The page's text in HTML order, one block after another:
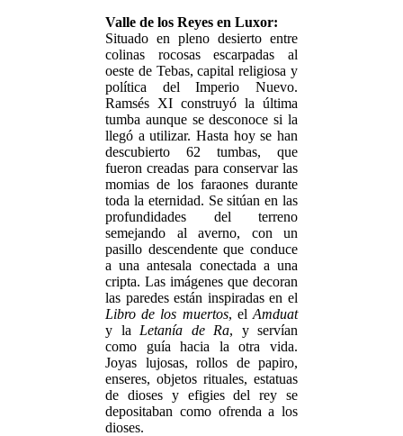
Valle de los Reyes en Luxor:
Situado en pleno desierto entre
colinas rocosas escarpadas al
oeste de Tebas, capital religiosa y
política del Imperio Nuevo.
Ramsés XI construyó la última
tumba aunque se desconoce si la
llegó a utilizar. Hasta hoy se han
descubierto 62 tumbas, que
fueron creadas para conservar las
momias de los faraones durante
toda la eternidad. Se sitúan en las
profundidades del terreno
semejando al averno, con un
pasillo descendente que conduce
a una antesala conectada a una
cripta. Las imágenes que decoran
las paredes están inspiradas en el
Libro de los muertos, elAmduat
y la Letanía de Ra, y servían
como guía hacia la otra vida.
Joyas lujosas, rollos de papiro,
enseres, objetos rituales, estatuas
de dioses y efigies del rey se
depositaban como ofrenda a los
dioses.